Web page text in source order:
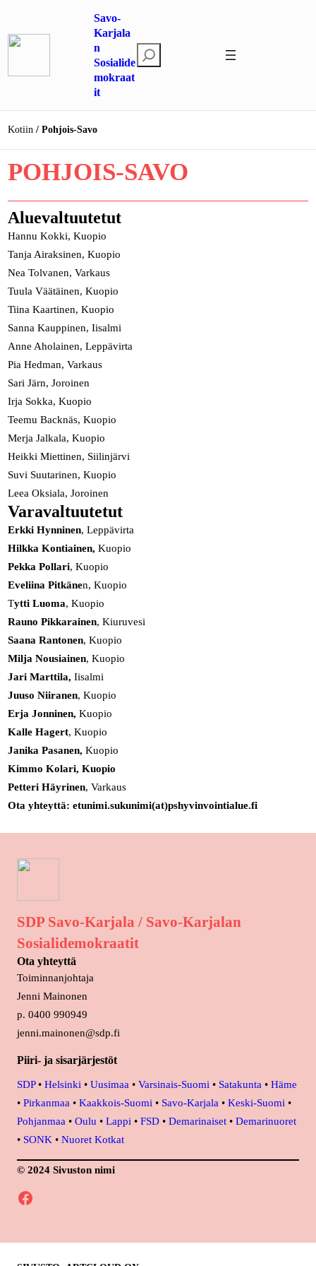
Savo-
Karjala
n
Sosialide
mokraat
it
t
Kotiin Pohjois-Savo
POHJOIS-SAVO
Aluevaltuutetut
Hannu Kokki, Kuopio
Tanja Airaksinen, Kuopio
Nea Tolvanen, Varkaus
Tuula Väätäinen, Kuopio
Tiina Kaartinen, Kuopio
Sanna Kauppinen, Iisalmi
Anne Aholainen, Leppävirta
Pia Hedman, Varkaus
Sari Järn, Joroinen
Irja Sokka, Kuopio
Teemu Backnäs, Kuopio
Merja Jalkala, Kuopio
Heikki Miettinen, Siilinjärvi
Suvi Suutarinen, Kuopio
Leea Oksiala, Joroinen
Varavaltuutetut
Erkki Hynninen, Leppävirta
Hilkka Kontiainen,Kuopio
Pekka Pollari, Kuopio
Eveliina Pitkänen, Kuopio
Tytti Luoma, Kuopio
Rauno Pikkarainen, Kiuruvesi
Saana Rantonen, Kuopio
Milja Nousiainen, Kuopio
Jari Marttila, Iisalmi
Juuso Niiranen, Kuopio
Erja Jonninen,Kuopio
Kalle Hagert, Kuopio
Janika Pasanen,Kuopio
Kimmo Kolari, Kuopio
Petteri Häyrinen, Varkaus
Ota yhteyttä: etunimi.sukunimi(at)pshyvinvointialue.fi
SDP Savo-Karjala / Savo-Karjalan
Sosialidemokraatit
Ota yhteyttä
Toiminnanjohtaja
Jenni Mainonen
p. 0400 990949
jenni.mainonen@sdp.fi
Piiri- ja sisarjärjestöt
SDP• Helsinki • Uusimaa • Varsinais-Suomi • Satakunta • Häme
• Pirkanmaa • Kaakkois-Suomi • Savo-Karjala • Keski-Suomi •
Pohjanmaa • Oulu • Lappi • FSD • Demarinaiset • Demarinuoret
• SONK • Nuoret Kotkat
© 2024 Sivuston nimi
Facebook